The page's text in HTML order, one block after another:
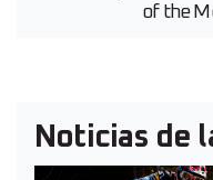
of the
Noticias de